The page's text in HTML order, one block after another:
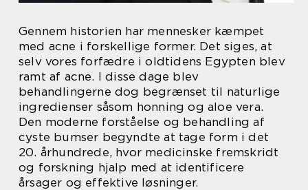
Gennem historien har mennesker kæmpet
med acne i forskellige former. Det siges, at
selv vores forfædre i oldtidens Egypten blev
ramt af acne. I disse dage blev
behandlingerne dog begrænset til naturlige
ingredienser såsom honning og aloe vera.
Den moderne forståelse og behandling af
cyste bumser begyndte at tage form i det
20. århundrede, hvor medicinske fremskridt
og forskning hjalp med at identificere
årsager og effektive løsninger.